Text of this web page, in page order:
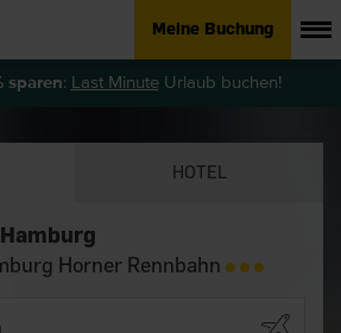
Meine Buchung
sparen: Last MinuteUrlaub buchen!
HOTEL
Horner Rennbahn